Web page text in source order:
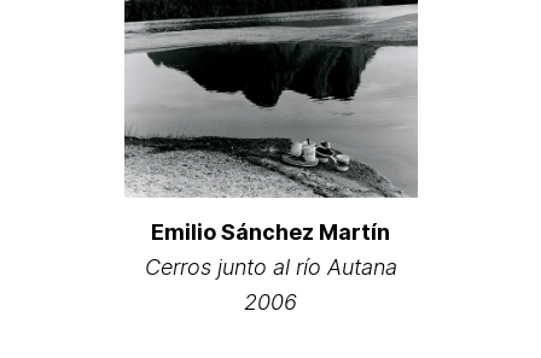
Emilio Sánchez Martín
Cerros junto al río Autana
2006